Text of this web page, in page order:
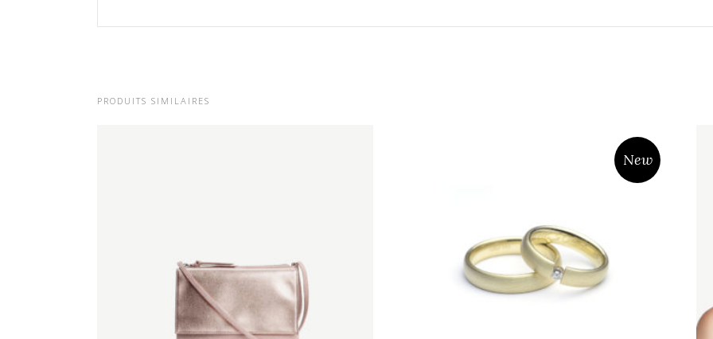
PRODUITS SIMILAIRES
New